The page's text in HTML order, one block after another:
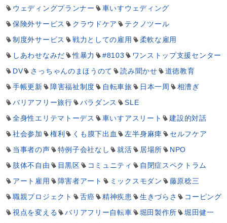
ウェディングプランナー
車いすウェディング
保険外サービス
クラウドケア
テクノツール
制度外サービス
戦力としての雇用
柔軟な雇用
しあわせなみだ
性暴力 #8103
ワンストップ支援センター
DV
さっちゃんのまほうのて 読み聞かせ
道徳教育
手帳更新
障害福祉制度 自転車旅 日本一周
相漕ぎ
バリアフリー旅行
パラダンス
SLE
全身性エリテマトーデス
車いすアスリート
建設的対話
社会参加
権利 くも膜下出血 左半身麻痺
セルフケア
当事者の声
特例子会社なし 就活 居場所
NPO
肢体不自由
目黒区 コミュニティ
自閉症スペクトラム
アート雇用
障害者アート ミックスモダン
藤原稔三
職親プロジェクト
舌癌 精神疾患 生きづらさ
コーピング
視点を変える
バリアフリー自転車 堀田製作所
堀田健一